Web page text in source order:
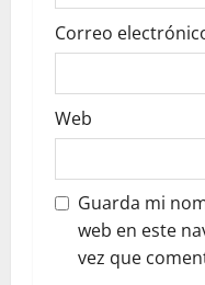
Correo
Web
Guarda mi
web en este
vez que